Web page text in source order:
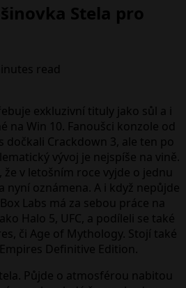
Stela pro
read
exkluzivní tituly jako sůl a i
na Win 10. Fanoušci konzole od
dočkali Crackdown 3, ale ten po
vývoj je nejspíše na vině.
že v letošním roce vyjde o jednu
nyní oznámena. A i když nepůjde
Labs má za sebou práce na
Halo 5, UFC, a podíleli se také
či Age of Mythology. Stojí také
Definitive Edition.
Půjde o atmosférou nabitou